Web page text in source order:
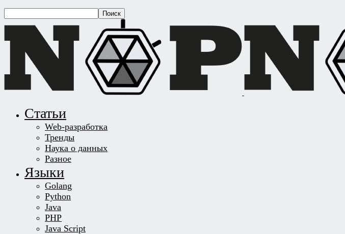
Статьи
Web-разработка
Тренды
Наука о данных
Разное
Языки
Golang
Python
Java
PHP
Java Script